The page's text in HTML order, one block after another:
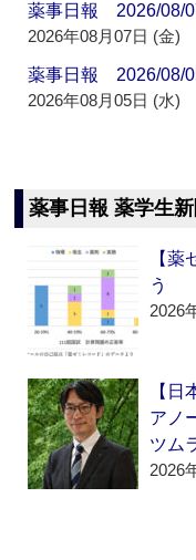
薬事日報 2026/08/
2026年08月07日 (金)
薬事日報 2026/08/
2026年08月05日 (水)
薬事日報 薬学生
【
う
2026
【
アノ
ツム
2026